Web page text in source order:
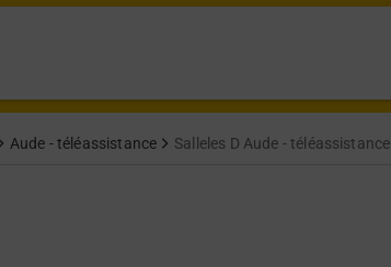
Aude - téléassistance Salleles D Aude - téléassistance